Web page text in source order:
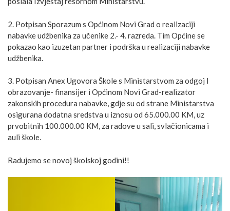
2. Potpisan Sporazum s Općinom Novi Grad o realizaciji
nabavke udžbenika za učenike 2.- 4. razreda. Tim Općine se
pokazao kao izuzetan partner i podrška u realizaciji nabavke
udžbenika.
3. Potpisan Anex Ugovora Škole s Ministarstvom za odgoj I
obrazovanje- finansijer i Općinom Novi Grad-realizator
zakonskih procedura nabavke, gdje su od strane Ministarstva
osigurana dodatna sredstva u iznosu od 65.000.00 KM, uz
prvobitnih 100.000.00 KM, za radove u sali, svlačionicama i
auli škole.
Radujemo se novoj školskoj godini!!